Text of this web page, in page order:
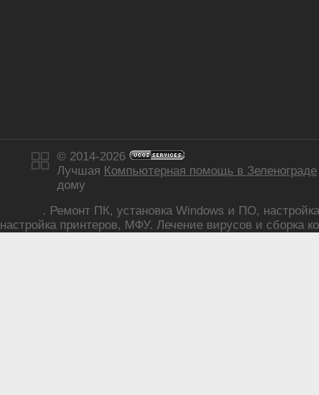
© 2014-2026
Лучшая Компьютерная помощь в Зеленограде
дому
. Ремонт ПК, установка Windows и ПО, настройка
настройка принтеров, МФУ. Лечение вирусов и сборка